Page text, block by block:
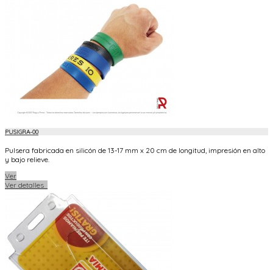
PUSIGRA-00
Pulsera fabricada en silicón de 13-17 mm x 20 cm de longitud, impresión en alto
y bajo relieve.
Ver
Ver detalles